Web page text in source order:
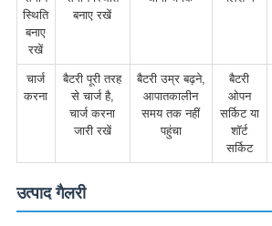
स्थिति
बनाए
रखें
बनाए रखें
चार्ज
करना
बैटरी पूरी तरह
से चार्ज है,
चार्ज करना
जारी रखें
बैटरी उम्र बढ़ने,
आपातकालीन
समय तक नहीं
पहुंचा
बैटरी
ओपन
सर्किट या
शॉर्ट
सर्किट
उत्पाद गैलरी